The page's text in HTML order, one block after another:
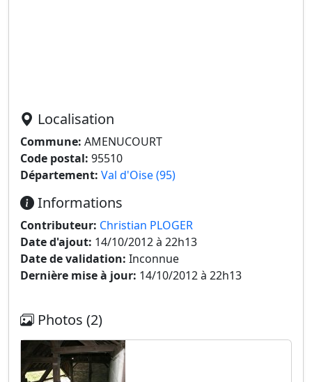
Localisation
Commune: AMENUCOURT
Code postal: 95510
Département: Val d'Oise (95)
Informations
Contributeur: Christian PLOGER
Date d'ajout: 14/10/2012 à 22h13
Date de validation: Inconnue
Dernière mise à jour: 14/10/2012 à 22h13
Photos (2)